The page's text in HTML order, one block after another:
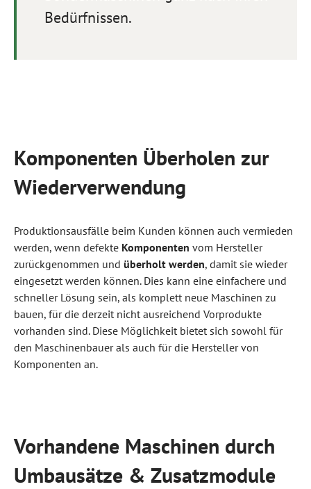
Bedürfnissen.
Komponenten Überholen zur
Wiederverwendung
Produktionsausfälle beim Kunden können auch vermieden
werden, wenn defekte Komponenten vom Hersteller
zurückgenommen und überholt werden, damit sie wieder
eingesetzt werden können. Dies kann eine einfachere und
schneller Lösung sein, als komplett neue Maschinen zu
bauen, für die derzeit nicht ausreichend Vorprodukte
vorhanden sind. Diese Möglichkeit bietet sich sowohl für
den Maschinenbauer als auch für die Hersteller von
Komponenten an.
Vorhandene Maschinen durch
Umbausätze & Zusatzmodule